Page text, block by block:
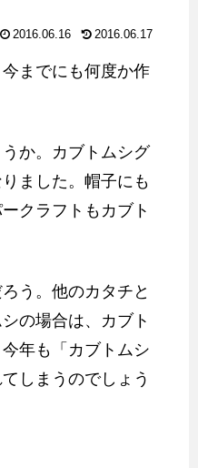
2016.06.16 2016.06.17
までにも何度か作
か。カブトムシグ
ました。帽子にも
クラフトもカブト
う。他のカタチと
の場合は、カブト
年も「カブトムシ
しまうのでしょう